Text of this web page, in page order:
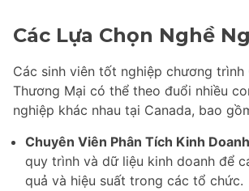
Các Lựa Chọn Nghề
Các sinh viên tốt nghiệp chương trình
Thương Mại có thể theo đuổi nhiều
nghiệp khác nhau tại Canada, bao
Chuyên Viên Phân Tích Kinh
quy trình và dữ liệu kinh doanh để
quả và hiệu suất trong các tổ chức.